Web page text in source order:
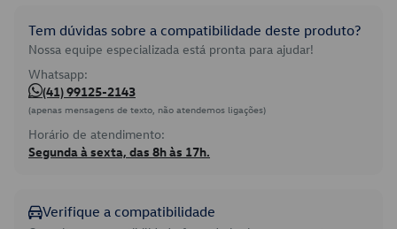
Tem dúvidas sobre a compatibilidade deste produto?
Nossa equipe especializada está pronta para ajudar!
Whatsapp:
(41) 99125-2143
(apenas mensagens de texto, não atendemos ligações)
Horário de atendimento:
Segunda à sexta, das 8h às 17h.
Verifique a compatibilidade